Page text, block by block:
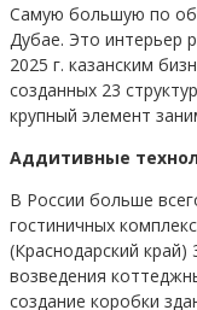
Самую большую по
Дубае. Это интерьер
2025 г. казанским
созданных 23
крупный элемент
Аддитивные
В России больше
гостиничных
(Краснодарский край)
возведения
создание коробки